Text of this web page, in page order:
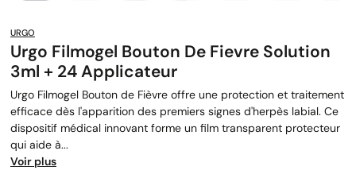
URGO
Urgo Filmogel Bouton De Fievre Solution
3ml + 24 Applicateur
Urgo Filmogel Bouton de Fièvre offre une protection et traitement
efficace dès l'apparition des premiers signes d'herpès labial. Ce
dispositif médical innovant forme un film transparent protecteur
qui aide à...
Voir plus